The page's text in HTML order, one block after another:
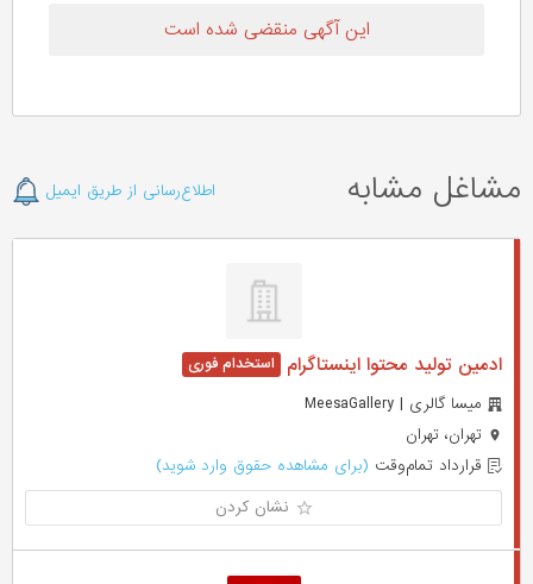
این آگهی منقضی شده است
مشاغل مشابه اطلاع‌رسانی از طریق ایمیل
ادمین تولید محتوا اینستاگرام
میسا گالری | MeesaGallery
تهران، تهران
قرارداد تمام‌وقت (برای مشاهده حقوق وارد شوید)
نشان کردن